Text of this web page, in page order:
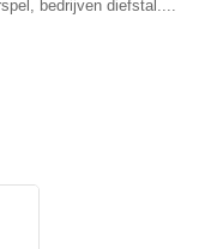
bedrijven diefstal....